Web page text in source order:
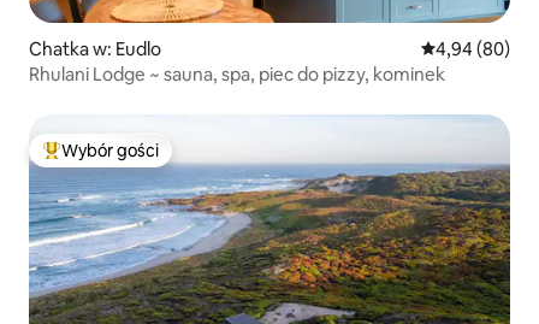
Chatka w: Eudlo Średnia
4,94 (80)
Rhulani Lodge ~ sauna, spa, piec do pizzy, kominek
Najpopularniejsze z kategorii Wybór gości
Wybór gości